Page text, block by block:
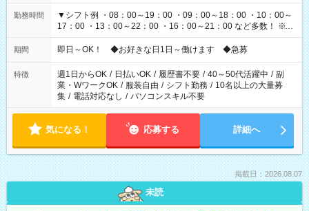
勤務時間
▼シフト例 ・08：00～19：00 ・09：00～18：00 ・10：00～
17：00 ・13：00～22：00 ・16：00～21：00 など多数！ ※お
仕事により勤務時間が異なります
期間 即日～OK！ ◆お好きな日1日～働けます ◆急募
特徴 週1日からOK / 日払いOK / 履歴書不要 / 40～50代活躍中 / 副
業・WワークOK / 服装自由 / シフト勤務 / 10名以上の大量募
集 / 電話対応なし / パソコンスキル不要
気になる！ 応募する 詳細へ
掲載日：2026.08.07
未読